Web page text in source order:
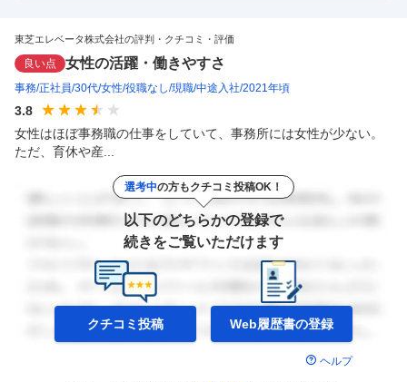
東芝エレベータ株式会社の評判・クチコミ・評価
良い点 女性の活躍・働きやすさ
事務 正社員 30代 女性 役職なし 現職 中途入社 2021年頃
3.8
女性はほぼ事務職の仕事をしていて、事務所には女性が少ない。
ただ、育休や産...
選考中の方もクチコミ投稿OK！
以下のどちらかの登録で
続きをご覧いただけます
クチコミ投稿 Web履歴書の登録
ヘルプ